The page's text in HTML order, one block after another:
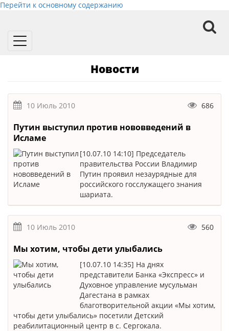
Перейти к основному содержанию
Toggle
Новости
10 Июль 2010 686
Путин выступил против нововведений в
Исламе
[10.07.10 14:10] Председатель
правительства России Владимир
Путин проявил незаурядные для
российского госслужащего знания
шариата.
10 Июль 2010 560
Мы хотим, чтобы дети улыбались
[10.07.10 14:35] На днях
представители Банка «Экспресс» и
Духовное управление мусульман
Дагестана в рамках
благотворительной акции «Мы хотим,
чтобы дети улыбались» посетили Детский
реабилитационный центр в с. Сергокала.